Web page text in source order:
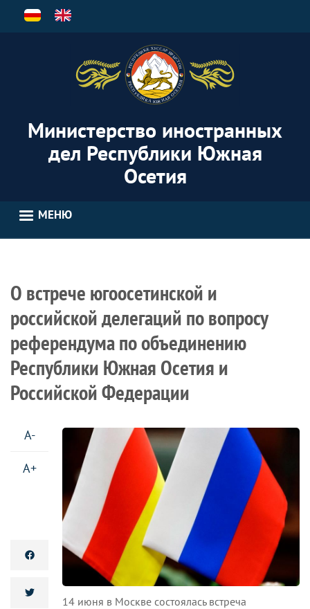
Перейти
Министерство иностранных
дел Республики Южная
Осетия
МЕНЮ
О встрече югоосетинской и
российской делегаций по вопросу
референдума по объединению
Республики Южная Осетия и
Российской Федерации
A-
A+
14 июня в Москве состоялась встреча